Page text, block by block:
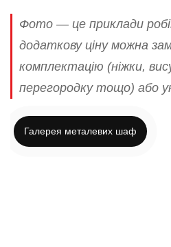
Фото — це приклади
додаткову ціну можна
комплектацію (ніжки,
перегородку тощо) або
Галерея металевих шаф